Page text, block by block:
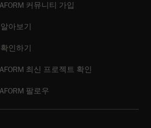
커뮤니티 가입
아보기
인하기
최신 프로젝트 확인
팔로우